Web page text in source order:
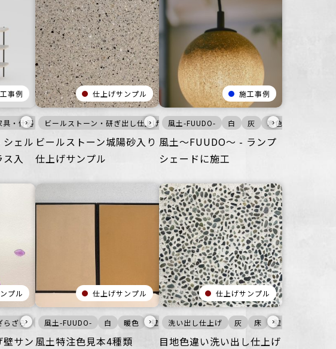
その他 アップサイクル
その他 オフィス 住空間 商業空間 宿泊施設 ビル・マンション
事例
具・什器 インテリア つるつる その他
›
ェル
ス入
仕上げサンプル
ビールストーン・研ぎ出し仕上げ 白 寒色 壁 床 家具・什器
›
ビールストーン城陽砂入り
仕上げサンプル
施工事例
風土-FUUDO- 白 灰 寒色
›
風土〜FUUDO〜 - ランプ
シェードに施工
ョン 公共空間 その他 オフィス 住空間 商業空間
プル
らざら ビル・マンション 公共空間 その他 オフィス 住空間 商業空間
›
サン
仕上げサンプル
風土-FUUDO- 白 暖色 壁 床 ざらざら オフィス 住空間
›
風土特注色見本4種類
仕上げサンプル
洗い出し仕上げ 灰 床 壁
›
目地色違い洗い出し仕上げ